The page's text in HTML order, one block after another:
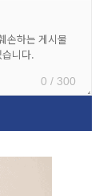
0 / 300